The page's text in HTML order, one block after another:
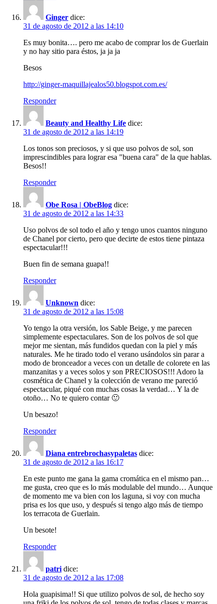
Ginger dice:
31 de agosto de 2012 a las 14:10
Es muy bonita…. pero me acabo de comprar los de Guerlain
y no hay sitio para éstos, ja ja ja
Besos
http://ginger-maquillajealos50.blogspot.com.es/
Responder
Beauty and Healthy Life dice:
31 de agosto de 2012 a las 14:19
Los tonos son preciosos, y si que uso polvos de sol, son
imprescindibles para lograr esa "buena cara" de la que hablas.
Besos!!
Responder
Obe Rosa | ObeBlog dice:
31 de agosto de 2012 a las 14:33
Uso polvos de sol todo el año y tengo unos cuantos ninguno
de Chanel por cierto, pero que decirte de estos tiene pintaza
espectacular!!!
Buen fin de semana guapa!!
Responder
Unknown dice:
31 de agosto de 2012 a las 15:08
Yo tengo la otra versión, los Sable Beige, y me parecen
simplemente espectaculares. Son de los polvos de sol que
mejor me sientan, más fundidos quedan con la piel y más
naturales. Me he tirado todo el verano usándolos sin parar a
modo de bronceador a veces con un detalle de colorete en las
manzanitas y a veces solos y son PRECIOSOS!!! Adoro la
cosmética de Chanel y la colección de verano me pareció
espectacular, piqué con muchas cosas la verdad… Y la de
otoño… No te quiero contar 🙂
Un besazo!
Responder
Diana entrebrochasypaletas dice:
31 de agosto de 2012 a las 16:17
En este punto me gana la gama cromática en el mismo pan…
me gusta, creo que es lo más modulable del mundo… Aunque
de momento me va bien con los laguna, si voy con mucha
prisa es los que uso, y después si tengo algo más de tiempo
los terracota de Guerlain.
Un besote!
Responder
patri dice:
31 de agosto de 2012 a las 17:08
Hola guapisima!! Si que utilizo polvos de sol, de hecho soy